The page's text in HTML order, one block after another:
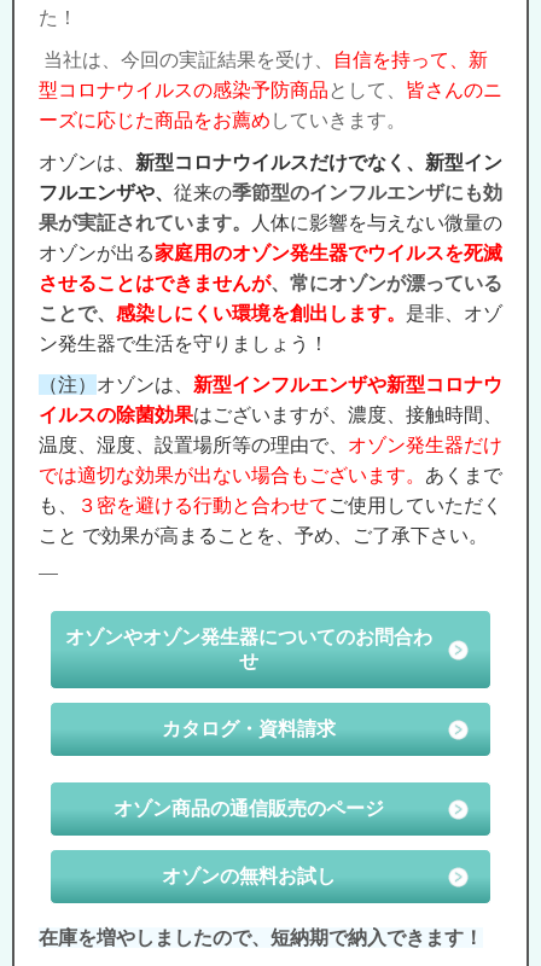
た！
当社は、今回の実証結果を受け、
自信を持って、新
型コロナウイルスの感染予防商品 として、 皆さんのニ
ーズに応じた商品をお薦め していきます。
オゾンは、 新型コロナウイルスだけでなく、新型イン
フルエンザや、 従来の季節型のインフルエンザにも効
果が実証されています。
人体に影響を与えない微量の
オゾンが出る家庭用のオゾン発生器でウイルスを死滅
させることはできませんが、常にオゾンが漂っている
ことで、 感染しにくい環境を創出します。 是非、オゾ
ン発生器で生活を守りましょう！
（注） オゾンは、 新型インフルエンザや新型コロナウ
イルスの除菌効果はございますが、濃度、接触時間、
温度、湿度、設置場所等の理由で、 オゾン発生器だけ
では適切な効果が出ない場合もございます。 あくまで
も、
３密を避ける行動と合わせて ご使用していただく
こと で効果が高まることを、予め、ご了承下さい。
オゾンやオゾン発生器についてのお問合わ
せ
カタログ・資料請求
オゾン商品の通信販売のページ
オゾンの無料お試し
在庫を増やしましたので、短納期で納入できます！